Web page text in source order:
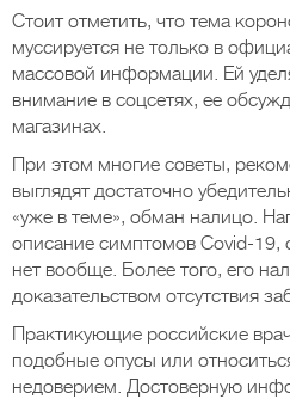
Стоит отметить, что тема
муссируется не только в
массовой информации. Ей
внимание в соцсетях, ее
магазинах.
При этом многие советы,
выглядят достаточно
«уже в теме», обман налицо.
описание симптомов Covid-19,
нет вообще. Более того, его
доказательством отсутствия
Практикующие российские
подобные опусы или
недоверием. Достоверную